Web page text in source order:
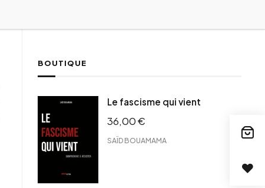
BOUTIQUE
Le fascisme qui vient
36,00€
SAÏD BOUAMAMA